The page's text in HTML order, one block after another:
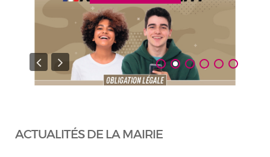
ACTUALITÉS DE LA MAIRIE